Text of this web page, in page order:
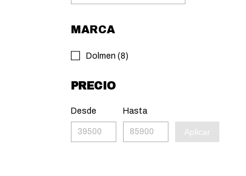
MARCA
Dolmen (8)
PRECIO
Desde Hasta
Aplicar